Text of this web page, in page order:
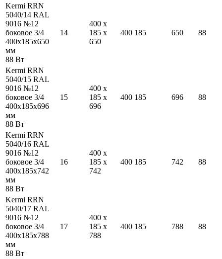
Kermi RRN
5040/14 RAL
9016 №12
боковое 3/4
400x185x650
мм
88 Вт
14
400 x
185 x
650
400 185 650 88
Kermi RRN
5040/15 RAL
9016 №12
боковое 3/4
400x185x696
мм
88 Вт
15
400 x
185 x
696
400 185 696 88
Kermi RRN
5040/16 RAL
9016 №12
боковое 3/4
400x185x742
мм
88 Вт
16
400 x
185 x
742
400 185 742 88
Kermi RRN
5040/17 RAL
9016 №12
боковое 3/4
400x185x788
мм
88 Вт
17
400 x
185 x
788
400 185 788 88